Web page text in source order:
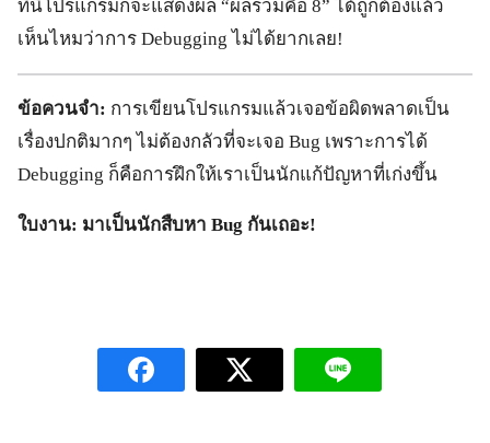
ทีนี้โปรแกรมก็จะแสดงผล “ผลรวมคือ 8” ได้ถูกต้องแล้ว
เห็นไหมว่าการ Debugging ไม่ได้ยากเลย!
ข้อควนจำ: การเขียนโปรแกรมแล้วเจอข้อผิดพลาดเป็น
เรื่องปกติมากๆ ไม่ต้องกลัวที่จะเจอ Bug เพราะการได้
Debugging ก็คือการฝึกให้เราเป็นนักแก้ปัญหาที่เก่งขึ้น
ใบงาน: มาเป็นนักสืบหา Bug กันเถอะ!